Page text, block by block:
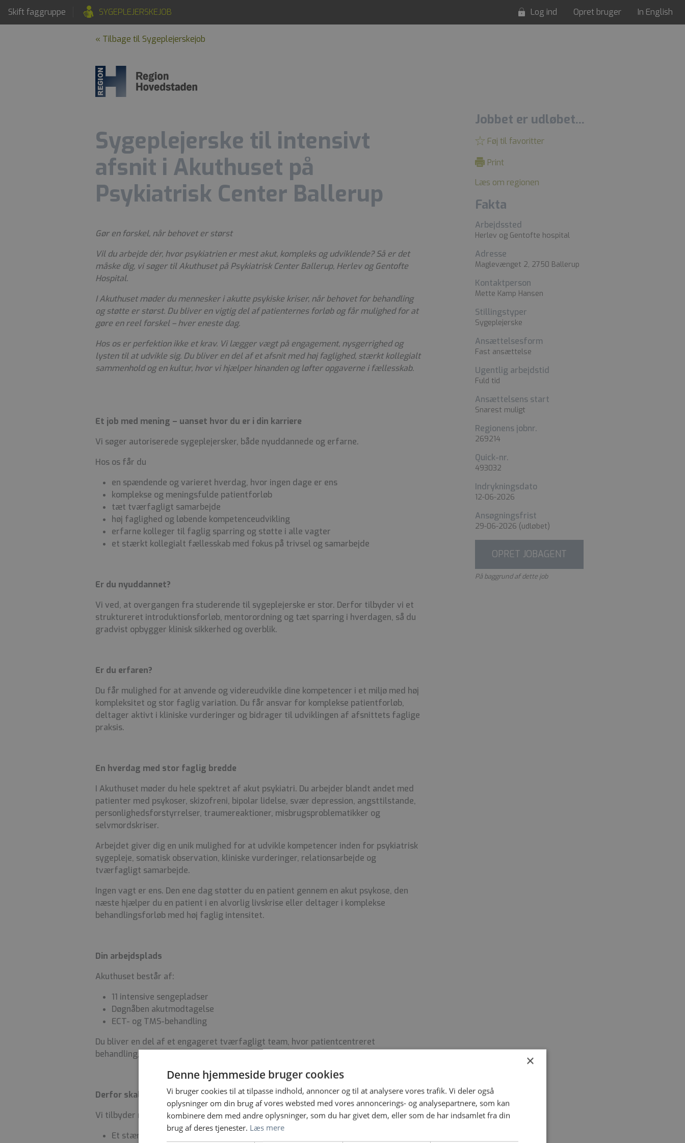
Skift faggruppe SYGEPLEJERSKEJOB Log ind Opret bruger In English
« Tilbage til Sygeplejerskejob
Sygeplejerske til intensivt
afsnit i Akuthuset på
Psykiatrisk Center Ballerup
Gør en forskel, når behovet er størst
Vil du arbejde dér, hvor psykiatrien er mest akut, kompleks og udviklende? Så er det
måske dig, vi søger til Akuthuset på Psykiatrisk Center Ballerup, Herlev og Gentofte
Hospital.
I Akuthuset møder du mennesker i akutte psykiske kriser, når behovet for behandling
og støtte er størst. Du bliver en vigtig del af patienternes forløb og får mulighed for at
gøre en reel forskel – hver eneste dag.
Hos os er perfektion ikke et krav. Vi lægger vægt på engagement, nysgerrighed og
lysten til at udvikle sig. Du bliver en del af et afsnit med høj faglighed, stærkt kollegialt
sammenhold og en kultur, hvor vi hjælper hinanden og løfter opgaverne i fællesskab.
Et job med mening – uanset hvor du er i din karriere
Vi søger autoriserede sygeplejersker, både nyuddannede og erfarne.
Hos os får du
en spændende og varieret hverdag, hvor ingen dage er ens
komplekse og meningsfulde patientforløb
tæt tværfagligt samarbejde
høj faglighed og løbende kompetenceudvikling
erfarne kolleger til faglig sparring og støtte i alle vagter
et stærkt kollegialt fællesskab med fokus på trivsel og samarbejde
Er du nyuddannet?
Vi ved, at overgangen fra studerende til sygeplejerske er stor. Derfor tilbyder vi et
struktureret introduktionsforløb, mentorordning og tæt sparring i hverdagen, så du
gradvist opbygger klinisk sikkerhed og overblik.
Er du erfaren?
Du får mulighed for at anvende og videreudvikle dine kompetencer i et miljø med høj
kompleksitet og stor faglig variation. Du får ansvar for komplekse patientforløb,
deltager aktivt i kliniske vurderinger og bidrager til udviklingen af afsnittets faglige
praksis.
En hverdag med stor faglig bredde
I Akuthuset møder du hele spektret af akut psykiatri. Du arbejder blandt andet med
patienter med psykoser, skizofreni, bipolar lidelse, svær depression, angsttilstande,
personlighedsforstyrrelser, traumereaktioner, misbrugsproblematikker og
selvmordskriser.
Arbejdet giver dig en unik mulighed for at udvikle kompetencer inden for psykiatrisk
sygepleje, somatisk observation, kliniske vurderinger, relationsarbejde og
tværfagligt samarbejde.
Ingen vagt er ens. Den ene dag støtter du en patient gennem en akut psykose, den
næste hjælper du en patient i en alvorlig livskrise eller deltager i komplekse
behandlingsforløb med høj faglig intensitet.
Din arbejdsplads
Akuthuset består af:
11 intensive sengepladser
Døgnåben akutmodtagelse
ECT- og TMS-behandling
Du bliver en del af et engageret tværfagligt team, hvor patientcentreret
behandling, samarbejde og faglig kvalitet er i fokus.
Derfor skal du vælge os
Vi tilbyder mere end et spændende job:
Et stærkt fagligt miljø med høj grad af sparring
Jobbet er udløbet...
Føj til favoritter
Print
Læs om regionen
Fakta
Arbejdssted
Herlev og Gentofte hospital
Adresse
Maglevænget 2, 2750 Ballerup
Kontaktperson
Mette Kamp Hansen
Stillingstyper
Sygeplejerske
Ansættelsesform
Fast ansættelse
Ugentlig arbejdstid
Fuld tid
Ansættelsens start
Snarest muligt
Regionens jobnr.
269214
Quick-nr.
493032
Indrykningsdato
12-06-2026
Ansøgningsfrist
29-06-2026 (udløbet)
OPRET JOBAGENT
På baggrund af dette job
×
Denne hjemmeside bruger cookies
Vi bruger cookies til at tilpasse indhold, annoncer og til at analysere vores trafik. Vi deler også
oplysninger om din brug af vores websted med vores annoncerings- og analysepartnere, som kan
kombinere dem med andre oplysninger, som du har givet dem, eller som de har indsamlet fra din
brug af deres tjenester. Læs mere